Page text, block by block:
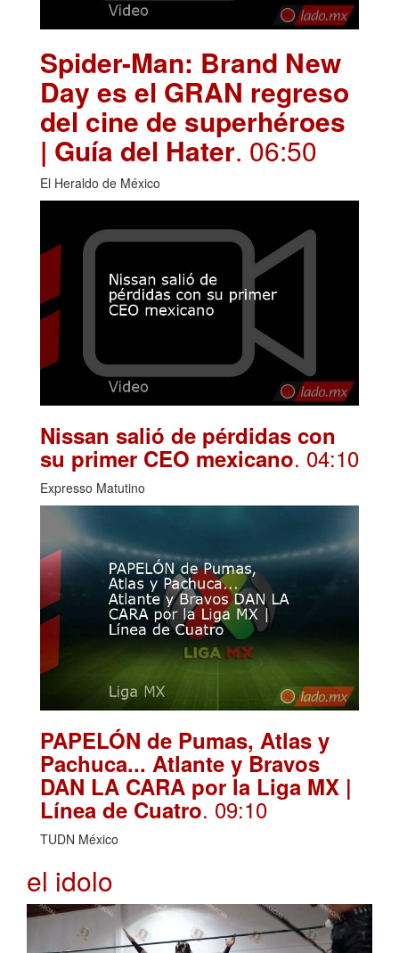
Spider-Man: Brand New
Day es el GRAN regreso
del cine de superhéroes
| Guía del Hater. 06:50
El Heraldo de México
Nissan salió de pérdidas con
su primer CEO mexicano. 04:10
Expresso Matutino
PAPELÓN de Pumas, Atlas y
Pachuca... Atlante y Bravos
DAN LA CARA por la Liga MX |
Línea de Cuatro. 09:10
TUDN México
el idolo